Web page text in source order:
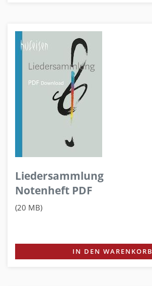
Liedersammlung
Notenheft PDF
(20 MB)
IN DEN WARENKORB